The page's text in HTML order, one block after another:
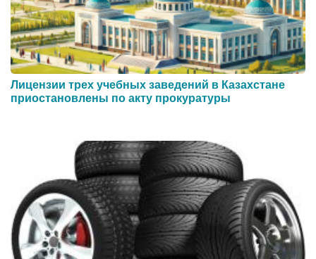
Лицензии трех учебных заведений в Казахстане
приостановлены по акту прокуратуры